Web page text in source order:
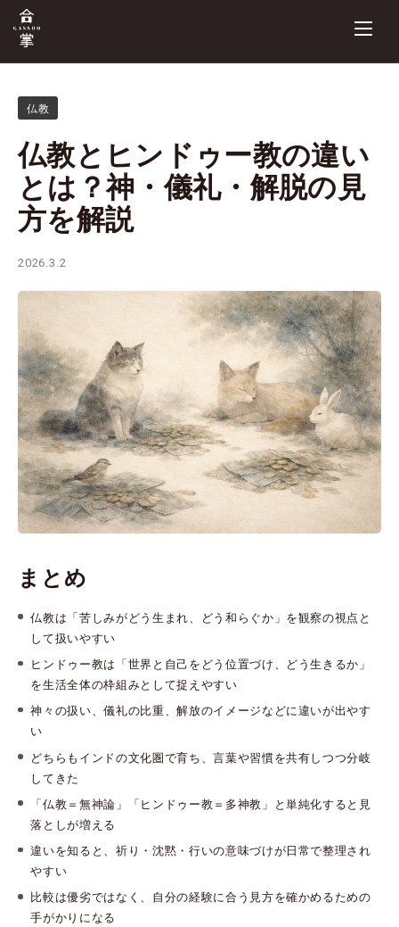
仏教
仏教とヒンドゥー教の違い
とは？神・儀礼・解脱の見
方を解説
2026.3.2
まとめ
仏教は「苦しみがどう生まれ、どう和らぐか」を観察の視点と
して扱いやすい
ヒンドゥー教は「世界と自己をどう位置づけ、どう生きるか」
を生活全体の枠組みとして捉えやすい
神々の扱い、儀礼の比重、解放のイメージなどに違いが出やす
い
どちらもインドの文化圏で育ち、言葉や習慣を共有しつつ分岐
してきた
「仏教＝無神論」「ヒンドゥー教＝多神教」と単純化すると見
落としが増える
違いを知ると、祈り・沈黙・行いの意味づけが日常で整理され
やすい
比較は優劣ではなく、自分の経験に合う見方を確かめるための
手がかりになる